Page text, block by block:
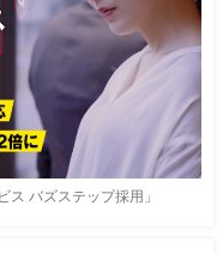
ス バズステップ採用」